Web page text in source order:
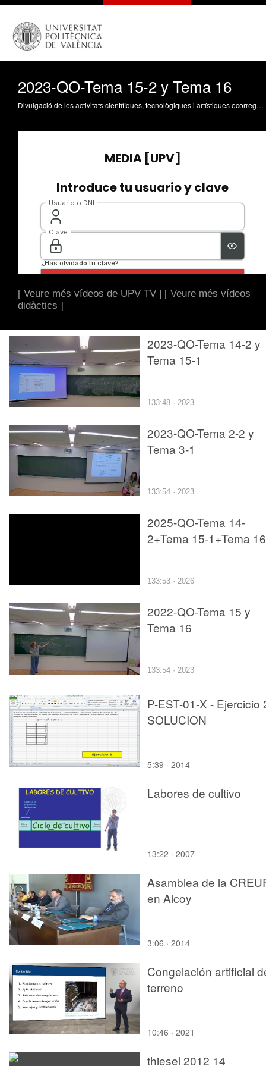
2023-QO-Tema 15-2 y Tema 16
Divulgació de les activitats científiques, tecnològiques i artístiques ocorregudes en els tres campus de la UPV
[ Veure més vídeos de UPV TV ] [ Veure més vídeos
didàctics ]
2023-QO-Tema 14-2 y
Tema 15-1
133:48 · 2023
2023-QO-Tema 2-2 y
Tema 3-1
133:54 · 2023
2025-QO-Tema 14-
2+Tema 15-1+Tema 16
133:53 · 2026
2022-QO-Tema 15 y
Tema 16
133:54 · 2023
P-EST-01-X - Ejercicio
SOLUCION
5:39 · 2014
Labores de cultivo
13:22 · 2007
Asamblea de la
en Alcoy
3:06 · 2014
Congelación artificial
terreno
10:46 · 2021
thiesel 2012 14